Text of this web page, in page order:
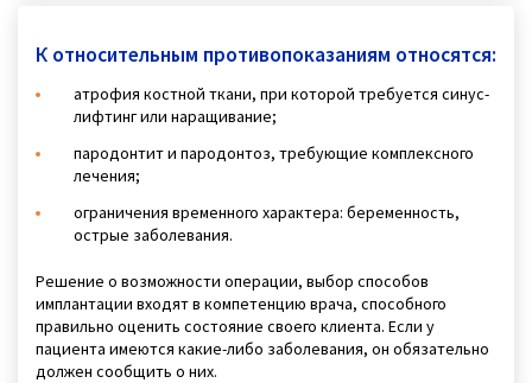
К относительным противопоказаниям относятся:
атрофия костной ткани, при которой требуется синус-
лифтинг или наращивание;
пародонтит и пародонтоз, требующие комплексного
лечения;
ограничения временного характера: беременность,
острые заболевания.
Решение о возможности операции, выбор способов
имплантации входят в компетенцию врача, способного
правильно оценить состояние своего клиента. Если у
пациента имеются какие-либо заболевания, он обязательно
должен сообщить о них.